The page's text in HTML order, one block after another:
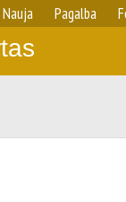
Nauja Pagalba